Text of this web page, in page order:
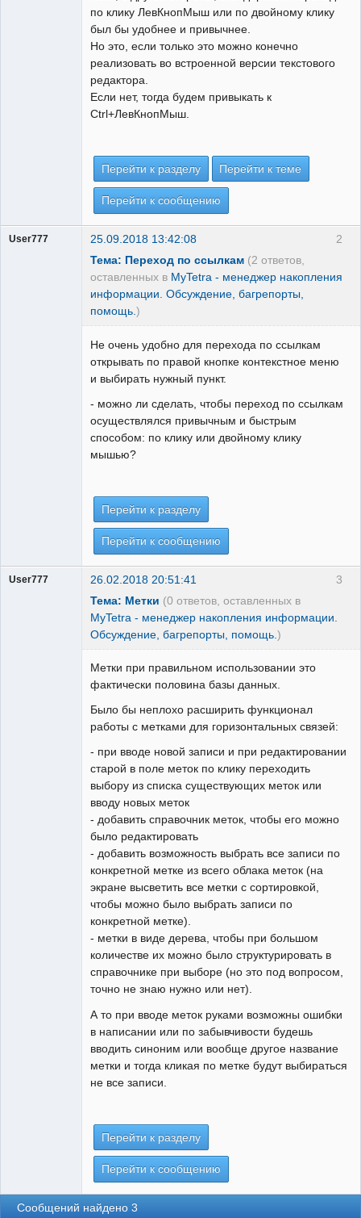
по клику ЛевКнопМыш или по двойному клику
был бы удобнее и привычнее.
Но это, если только это можно конечно
реализовать во встроенной версии текстового
редактора.
Если нет, тогда будем привыкать к
Ctrl+ЛевКнопМыш.
Перейти к разделу Перейти к теме
Перейти к сообщению
2
User777
25.09.2018 13:42:08
Тема: Переход по ссылкам (2 ответов,
оставленных в MyTetra - менеджер накопления
информации. Обсуждение, багрепорты,
помощь. )
Не очень удобно для перехода по ссылкам
открывать по правой кнопке контекстное меню
и выбирать нужный пункт.
- можно ли сделать, чтобы переход по ссылкам
осуществлялся привычным и быстрым
способом: по клику или двойному клику
мышью?
Перейти к разделу
Перейти к сообщению
3
User777
26.02.2018 20:51:41
Тема: Метки (0 ответов, оставленных в
MyTetra - менеджер накопления информации.
Обсуждение, багрепорты, помощь. )
Метки при правильном использовании это
фактически половина базы данных.
Было бы неплохо расширить функционал
работы с метками для горизонтальных связей:
- при вводе новой записи и при редактировании
старой в поле меток по клику переходить
выбору из списка существующих меток или
вводу новых меток
- добавить справочник меток, чтобы его можно
было редактировать
- добавить возможность выбрать все записи по
конкретной метке из всего облака меток (на
экране высветить все метки с сортировкой,
чтобы можно было выбрать записи по
конкретной метке).
- метки в виде дерева, чтобы при большом
количестве их можно было структурировать в
справочнике при выборе (но это под вопросом,
точно не знаю нужно или нет).
А то при вводе меток руками возможны ошибки
в написании или по забывчивости будешь
вводить синоним или вообще другое название
метки и тогда кликая по метке будут выбираться
не все записи.
Перейти к разделу
Перейти к сообщению
Сообщений найдено 3